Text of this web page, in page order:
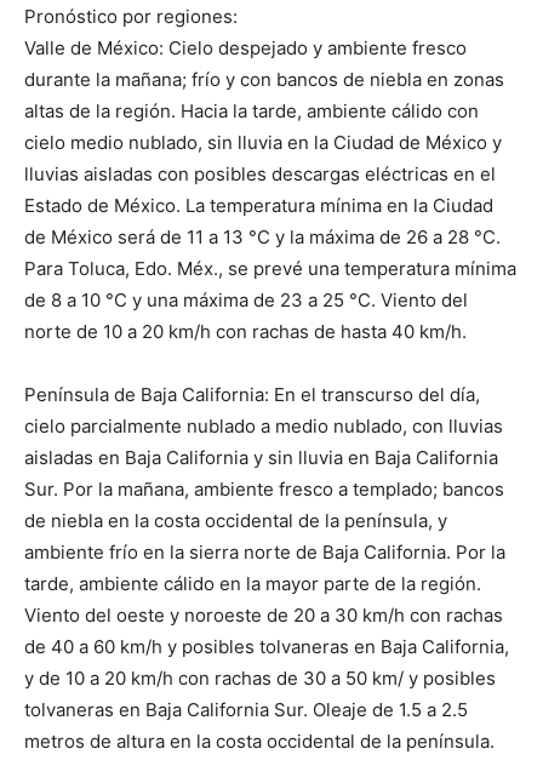
Pronóstico por regiones:
Valle de México: Cielo despejado y ambiente fresco
durante la mañana; frío y con bancos de niebla en zonas
altas de la región. Hacia la tarde, ambiente cálido con
cielo medio nublado, sin lluvia en la Ciudad de México y
lluvias aisladas con posibles descargas eléctricas en el
Estado de México. La temperatura mínima en la Ciudad
de México será de 11 a 13 °C y la máxima de 26 a 28 °C.
Para Toluca, Edo. Méx., se prevé una temperatura mínima
de 8 a 10 °C y una máxima de 23 a 25 °C. Viento del
norte de 10 a 20 km/h con rachas de hasta 40 km/h.
Península de Baja California: En el transcurso del día,
cielo parcialmente nublado a medio nublado, con lluvias
aisladas en Baja California y sin lluvia en Baja California
Sur. Por la mañana, ambiente fresco a templado; bancos
de niebla en la costa occidental de la península, y
ambiente frío en la sierra norte de Baja California. Por la
tarde, ambiente cálido en la mayor parte de la región.
Viento del oeste y noroeste de 20 a 30 km/h con rachas
de 40 a 60 km/h y posibles tolvaneras en Baja California,
y de 10 a 20 km/h con rachas de 30 a 50 km/ y posibles
tolvaneras en Baja California Sur. Oleaje de 1.5 a 2.5
metros de altura en la costa occidental de la península.